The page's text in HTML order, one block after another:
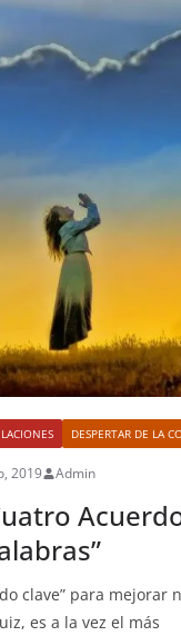
DESPERTAR DE LA
2019 Admin
clave” para
es a la vez el más